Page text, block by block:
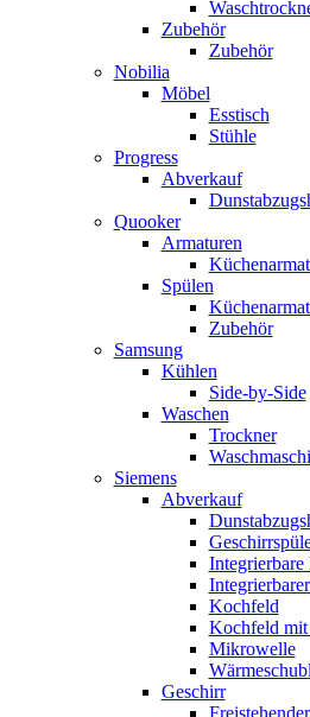
Zubehör
Zubehör
Nobilia
Möbel
Esstisch
Stühle
Progress
Abverkauf
Quooker
Armaturen
Spülen
Zubehör
Samsung
Kühlen
Side-by-Side
Waschen
Trockner
Siemens
Abverkauf
Kochfeld
Kochfeld mit
Mikrowelle
Geschirr